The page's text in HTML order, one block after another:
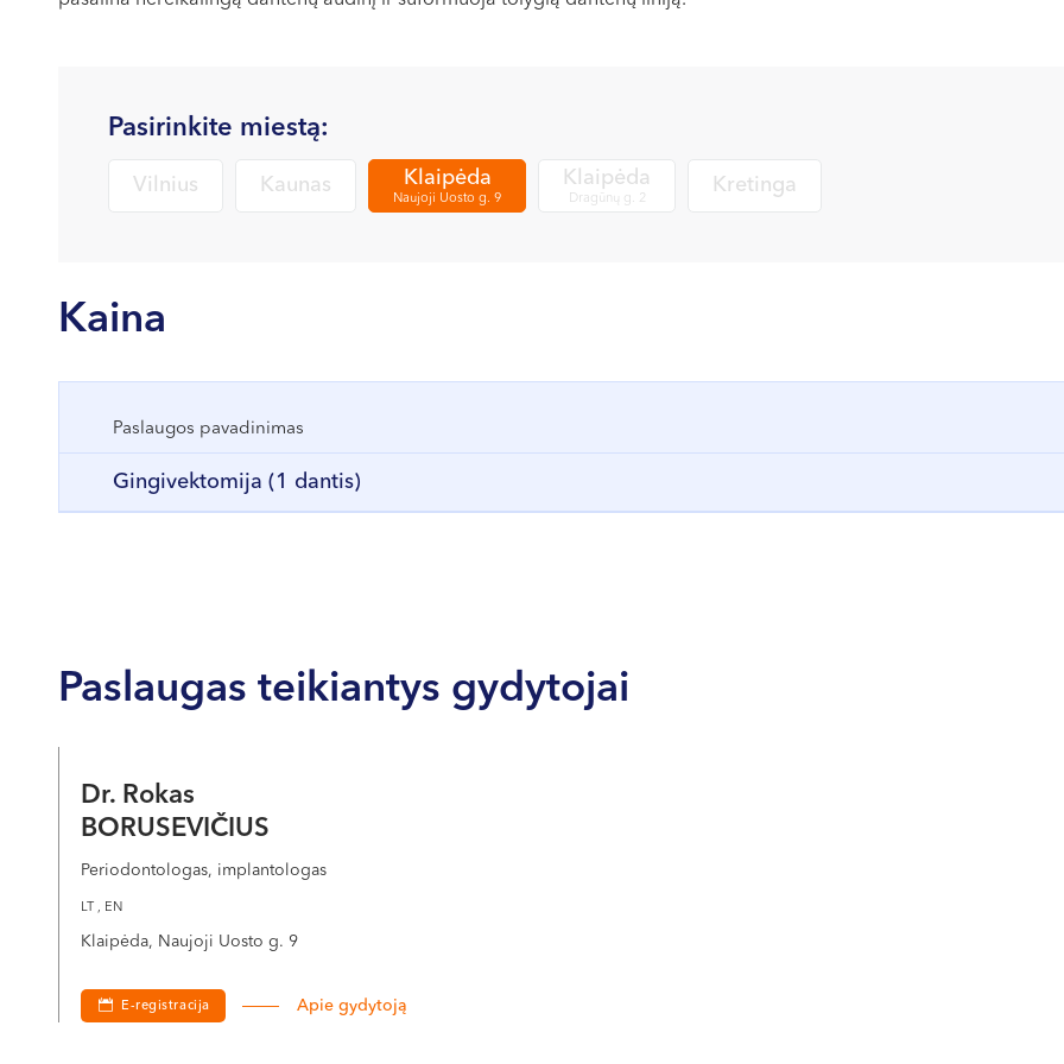
Pasirinkite miestą:
Vilnius Kaunas Klaipėda
Naujoji Uosto g. 9
Klaipėda
Dragūnų g. 2
Kretinga
Kaina
Paslaugos pavadinimas
Gingivektomija (1 dantis)
Paslaugas teikiantys gydytojai
Dr. Rokas
BORUSEVIČIUS
Periodontologas, implantologas
LT , EN
Klaipėda, Naujoji Uosto g. 9
E-registracija Apie gydytoją